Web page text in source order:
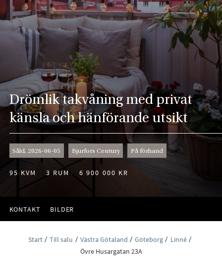
Drömlik takvåning med privat
känsla och hänförande utsikt
Såld, 2026-06-05 Bjurfors Century På förhand
95 KVM 3 RUM 6 900 000 KR
KONTAKT BILDER
Start Till salu Västra Götaland Göteborg
Linné
Övre Husargatan 23A